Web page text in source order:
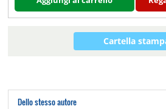
Cartella
Dello stesso autore